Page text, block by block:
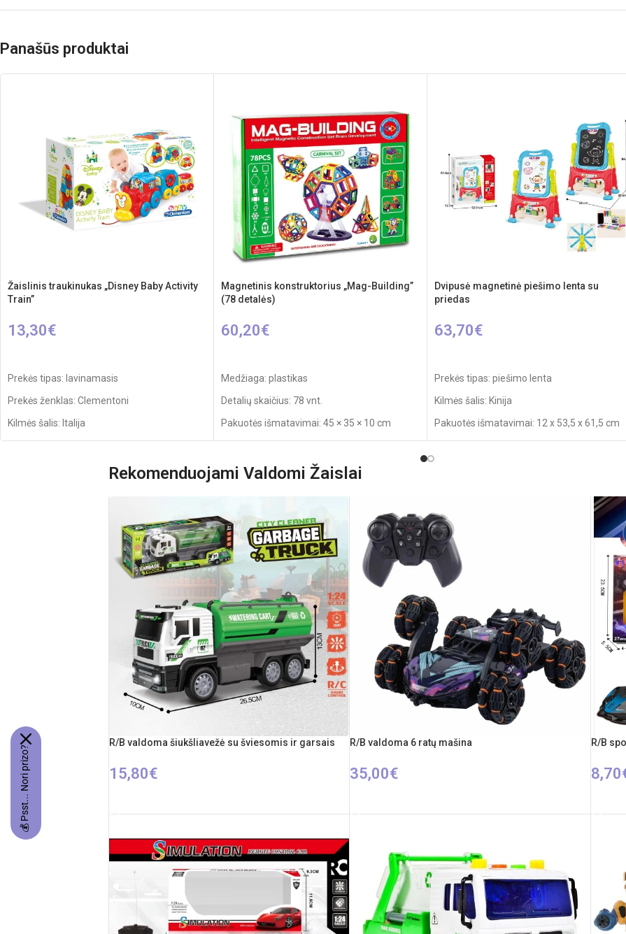
Panašūs produktai
Žaislinis traukinukas „Disney Baby Activity
Train”
13,30€
Prekės tipas: lavinamasis
Prekės ženklas: Clementoni
Kilmės šalis: Italija
Magnetinis konstruktorius „Mag-Building”
(78 detalės)
60,20€
Medžiaga: plastikas
Detalių skaičius: 78 vnt.
Pakuotės išmatavimai: 45 × 35 × 10 cm
Rekomenduojamas amžius: nuo 3 metų
Dvipusė magnetinė piešimo lenta su
priedas
63,70€
Prekės tipas: piešimo lenta
Kilmės šalis: Kinija
Pakuotės išmatavimai: 12 x 53,5 x 61,5 cm
Rekomenduojami Valdomi Žaislai
R/B valdoma šiukšliavežė su šviesomis ir garsais
15,80€
R/B valdoma 6 ratų mašina
35,00€
R/B
8,70
💰 Psst... Nori prizo?